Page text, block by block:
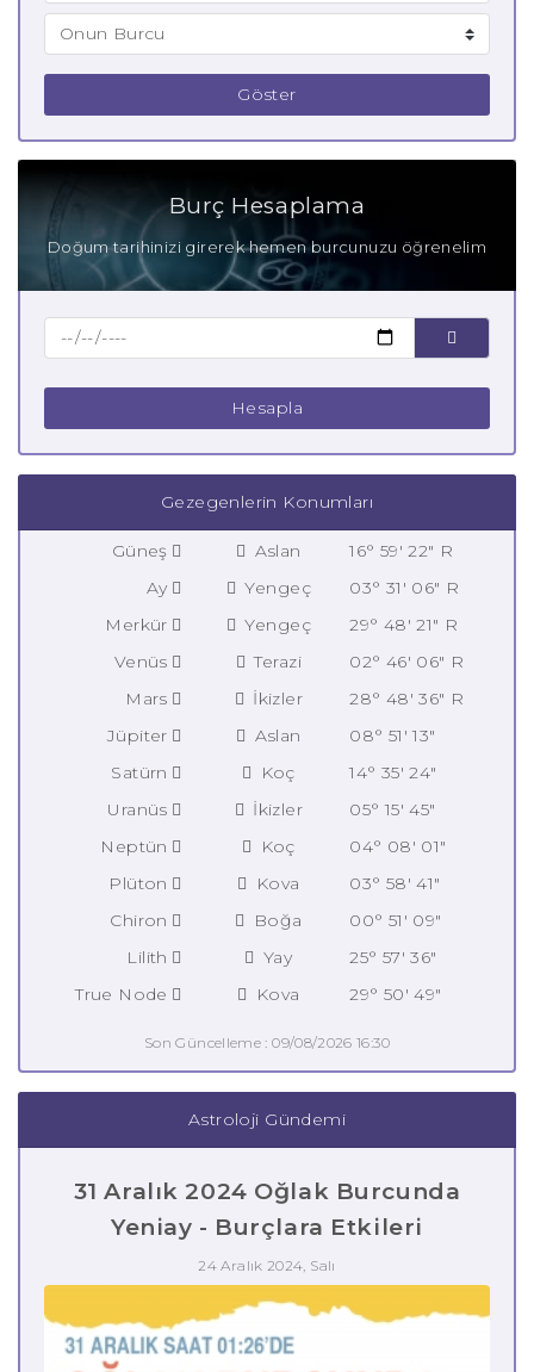
Göster
Burç Hesaplama
Doğum tarihinizi girerek hemen burcunuzu öğrenelim
Hesapla
Gezegenlerin Konumları
Güneş Aslan
16° 59' 22" R
Ay
Yengeç
03° 31' 06" R
Merkür
Yengeç
29° 48' 21" R
Venüs
Terazi
02° 46' 06" R
Mars
İkizler
28° 48' 36" R
Jüpiter
Aslan
08° 51' 13"
Satürn
Koç
14° 35' 24"
Uranüs
İkizler
05° 15' 45"
Neptün
Koç
04° 08' 01"
Plüton
Kova
03° 58' 41"
Chiron
Boğa
00° 51' 09"
Lilith
Yay
25° 57' 36"
True Node
Kova 29° 50' 49"
Son Güncelleme : 09/08/2026 16:30
Astroloji Gündemi
31 Aralık 2024 Oğlak Burcunda
Yeniay - Burçlara Etkileri
24 Aralık 2024, Salı